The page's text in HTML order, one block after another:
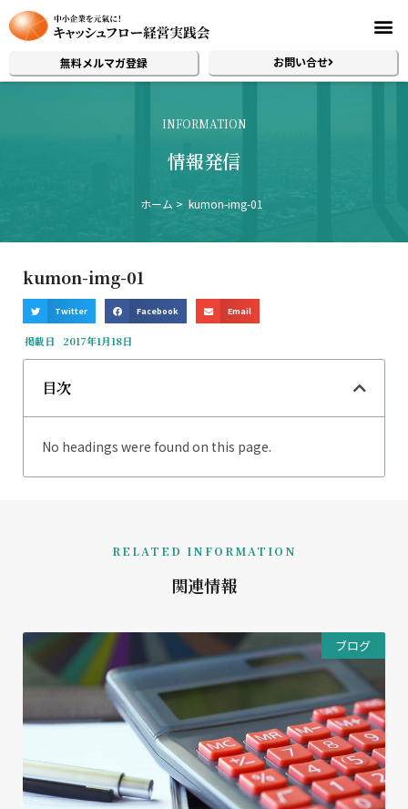
無料メルマガ登録 お問い合せ
INFORMATION
情報発信
ホーム kumon-img-01
kumon-img-01
Twitter Facebook Email
掲載日 2017年1月18日
目次
No headings were found on this page.
RELATED INFORMATION
関連情報
ブログ